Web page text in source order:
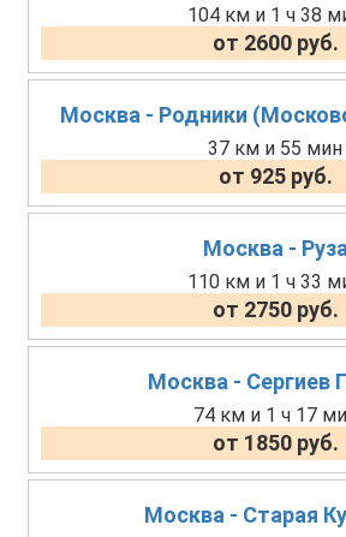
104 км и 1 ч 38
от 2600 руб.
Москва - Родники
37 км и 55 мин
от 925 руб.
Москва - Руза
110 км и 1 ч 33
от 2750 руб.
Москва - Сергиев
74 км и 1 ч 17
от 1850 руб.
Москва - Старая